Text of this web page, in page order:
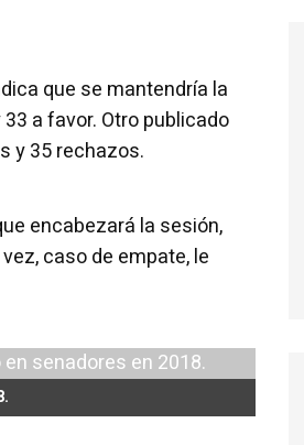
que se mantendría la
a favor. Otro publicado
y 35 rechazos.
encabezará la sesión,
caso de empate, le